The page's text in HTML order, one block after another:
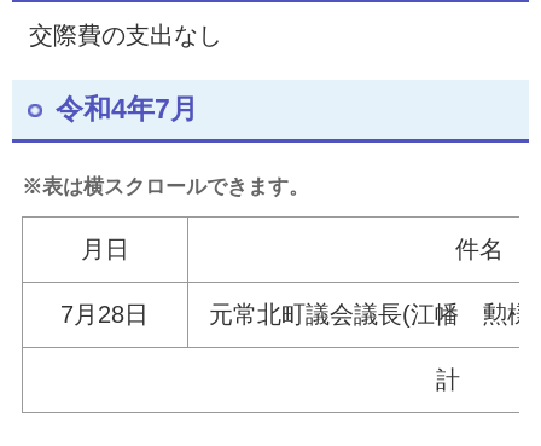
交際費の支出なし
令和4年7月
※表は横スクロールできます。
月日 件名
7月28日 元常北町議会議長(
計